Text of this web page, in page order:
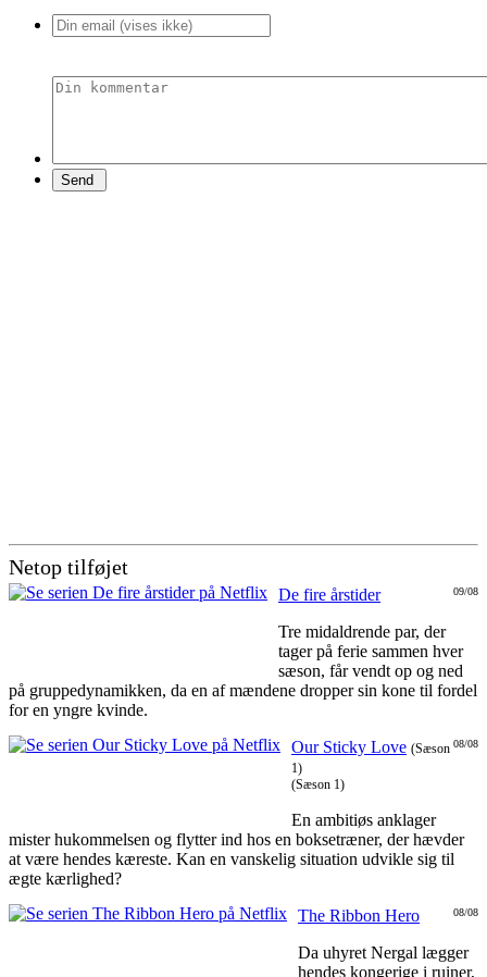
Netop tilføjet
09/08
De fire årstider
Tre midaldrende par, der
tager på ferie sammen hver
sæson, får vendt op og ned
på gruppedynamikken, da en af mændene dropper sin kone til fordel
for en yngre kvinde.
08/08
Our Sticky Love (Sæson
1)
(Sæson 1)
En ambitiøs anklager
mister hukommelsen og flytter ind hos en boksetræner, der hævder
at være hendes kæreste. Kan en vanskelig situation udvikle sig til
ægte kærlighed?
08/08
The Ribbon Hero
Da uhyret Nergal lægger
hendes kongerige i ruiner,